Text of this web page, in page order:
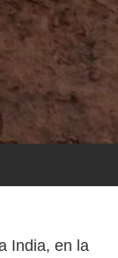
India, en la